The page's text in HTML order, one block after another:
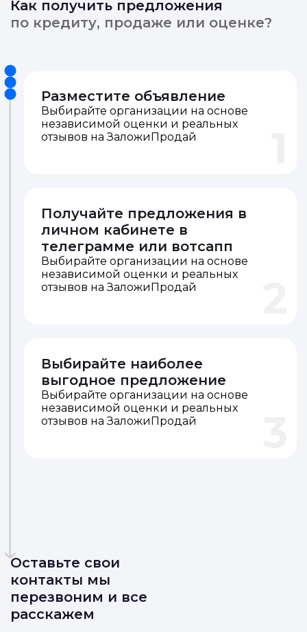
Как получить предложения
по кредиту, продаже или оценке?
Разместите объявление
Выбирайте организации на основе
независимой оценки и реальных
отзывов на ЗаложиПродай
Получайте предложения в
личном кабинете в
телеграмме или вотсапп
Выбирайте организации на основе
независимой оценки и реальных
отзывов на ЗаложиПродай
Выбирайте наиболее
выгодное предложение
Выбирайте организации на основе
независимой оценки и реальных
отзывов на ЗаложиПродай
Оставьте свои
контакты мы
перезвоним и все
расскажем